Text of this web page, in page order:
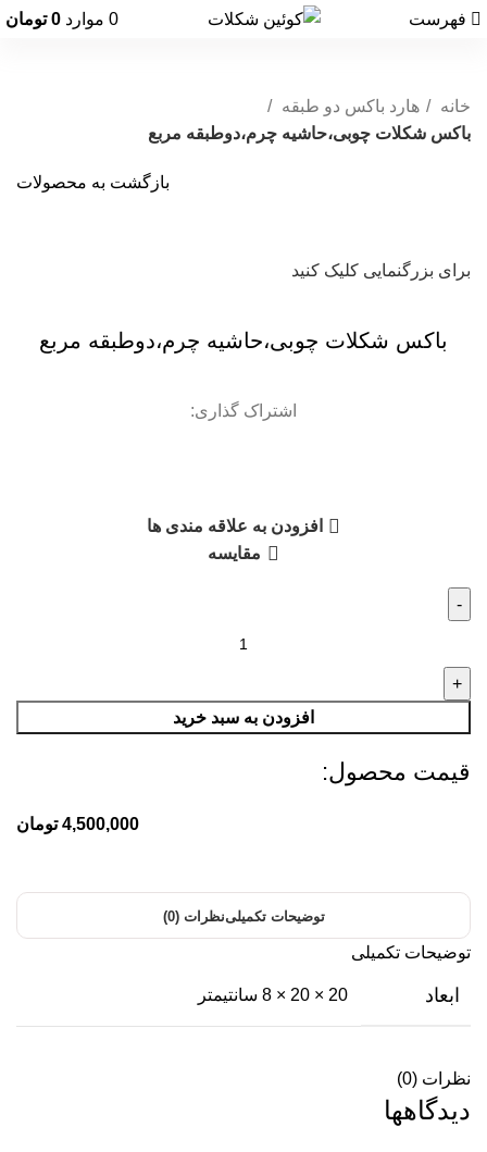
فهرست 0 موارد 0 تومان
خانه
هارد باکس دو طبقه
باکس شکلات چوبی،حاشیه چرم،دوطبقه مربع
بازگشت به محصولات
برای بزرگنمایی کلیک کنید
باکس شکلات چوبی،حاشیه چرم،دوطبقه مربع
اشتراک گذاری:
افزودن به علاقه مندی ها
مقایسه
افزودن به سبد خرید
قیمت محصول:​
4,500,000 تومان
توضیحات تکمیلینظرات (0)
توضیحات تکمیلی
ابعاد 20 × 20 × 8 سانتیمتر
نظرات (0)
دیدگاهها